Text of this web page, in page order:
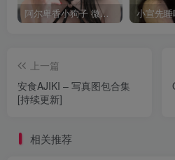
阿尔卑香小狗子 微密圈合集[40套][持续更新2023.12.14]
上一篇
安食AJIKI – 写真图包合集
[持续更新]
相关推荐